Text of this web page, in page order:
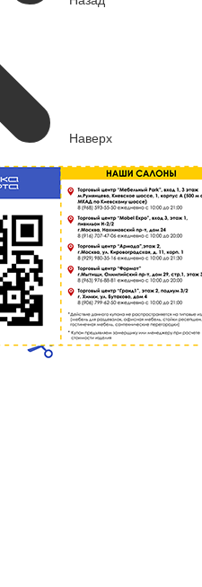
Наверх